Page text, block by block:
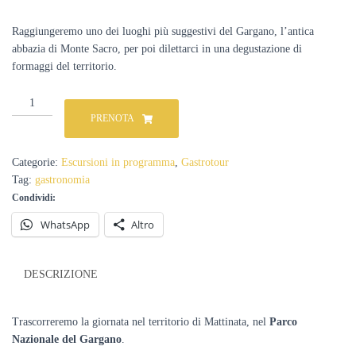
Raggiungeremo uno dei luoghi più suggestivi del Gargano, l’antica
abbazia di Monte Sacro, per poi dilettarci in una degustazione di
formaggi del territorio.
Trekking
all’Abbazia
Sacro
con
degustazione
formaggi
del
Gargano
ottobre
PRENOTA
Categorie: Escursioni in programma, Gastrotour
Tag: gastronomia
Condividi:
WhatsApp Altro
DESCRIZIONE
Trascorreremo la giornata nel territorio di Mattinata, nel Parco
Nazionale del Gargano.